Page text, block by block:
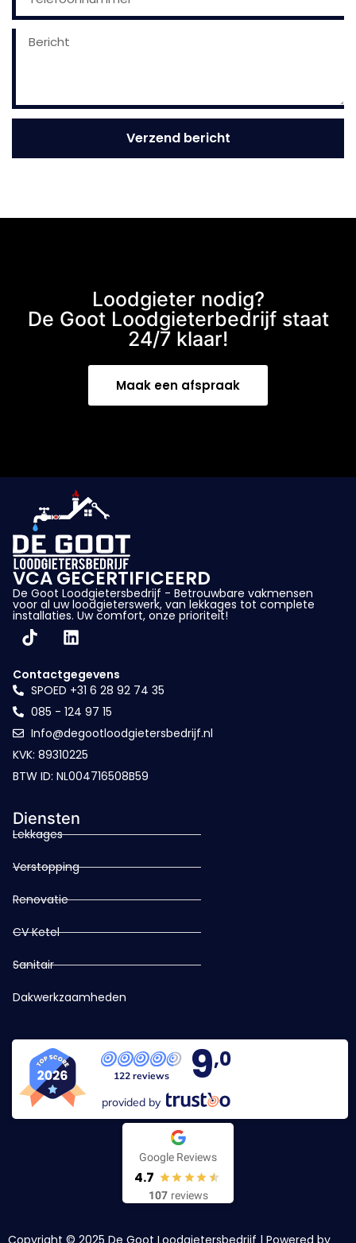
Verzend bericht
Loodgieter nodig?
De Goot Loodgieterbedrijf staat
24/7 klaar!
Maak een afspraak
VCA GECERTIFICEERD
De Goot Loodgietersbedrijf - Betrouwbare vakmensen
voor al uw loodgieterswerk, van lekkages tot complete
installaties. Uw comfort, onze prioriteit!
Contactgegevens
SPOED +31 6 28 92 74 35
085 - 124 97 15
Info@degootloodgietersbedrijf.nl
KVK: 89310225
BTW ID: NL004716508B59
Diensten
Lekkages
Verstopping
Renovatie
CV Ketel
Sanitair
Dakwerkzaamheden
122 reviews 9,0
provided by
Google Reviews
4.7
107 reviews